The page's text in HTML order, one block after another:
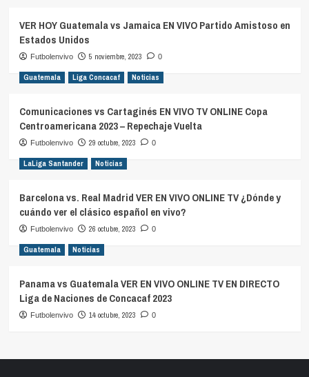
VER HOY Guatemala vs Jamaica EN VIVO Partido Amistoso en
Estados Unidos
Futbolenvivo 5 noviembre, 2023 0
Guatemala Liga Concacaf Noticias
Comunicaciones vs Cartaginés EN VIVO TV ONLINE Copa
Centroamericana 2023 – Repechaje Vuelta
Futbolenvivo 29 octubre, 2023 0
LaLiga Santander Noticias
Barcelona vs. Real Madrid VER EN VIVO ONLINE TV ¿Dónde y
cuándo ver el clásico español en vivo?
Futbolenvivo 26 octubre, 2023 0
Guatemala Noticias
Panama vs Guatemala VER EN VIVO ONLINE TV EN DIRECTO
Liga de Naciones de Concacaf 2023
Futbolenvivo 14 octubre, 2023 0